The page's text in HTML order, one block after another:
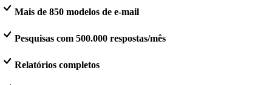
Mais de 850 modelos de e-mail
Pesquisas com 500.000 respostas/mês
Relatórios completos